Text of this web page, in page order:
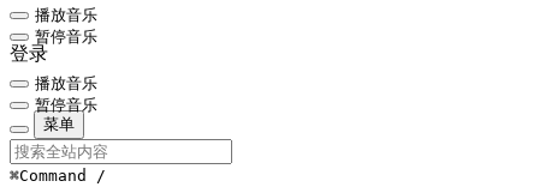
播放音乐
暂停音乐
登录
播放音乐
暂停音乐
菜单
⌘Command /